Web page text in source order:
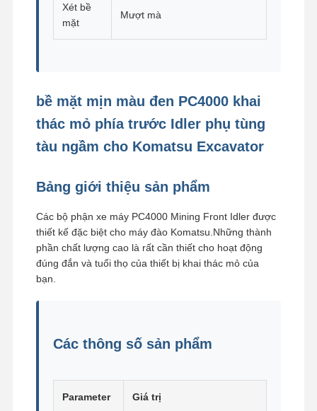
Đường ray xe lữa
Vòng lăn xách
Người làm biếng phía trước
Xét bề
mặt
Mượt mà
bề mặt mịn màu đen PC4000 khai
thác mỏ phía trước Idler phụ tùng
tàu ngầm cho Komatsu Excavator
Bảng giới thiệu sản phẩm
Các bộ phận xe máy PC4000 Mining Front Idler được
thiết kế đặc biệt cho máy đào Komatsu.Những thành
phần chất lượng cao là rất cần thiết cho hoạt động
đúng đắn và tuổi thọ của thiết bị khai thác mỏ của
bạn.
Các thông số sản phẩm
Parameter Giá trị